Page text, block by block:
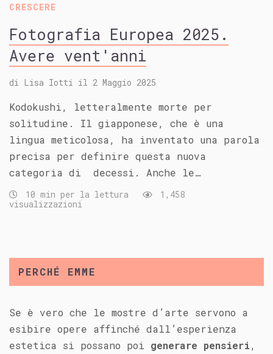
CRESCERE
Fotografia Europea 2025.
Avere vent'anni
di Lisa Iotti il 2 Maggio 2025
Kodokushi, letteralmente morte per
solitudine. Il giapponese, che è una
lingua meticolosa, ha inventato una parola
precisa per definire questa nuova
categoria di decessi. Anche le…
10 min per la lettura
1,458
visualizzazioni
PERCHÉ EMME
Se è vero che le mostre d’arte servono a
esibire opere affinché dall’esperienza
estetica si possano poi generare pensieri,